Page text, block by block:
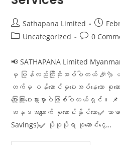
Sathapana Limited
Uncategorized
0
📢 SATHAPANA Limited
မှ ပြန်လည်ကြိုဆိုအပ်ပါတယ် 🎉✨ ယ
တက်မှ ဝန်ဆောင်မှုပေးအပ်နေသော စုဆော
ပြောကြားပေးသွားမှာပဲဖြစ်ပါတယ်
ဆန္ဒအလျောက် စုဆောင်းနိုင်သော✅ သာ
Savings)✅ ပိုစုပိုရ စုဆောင်းငွေ…